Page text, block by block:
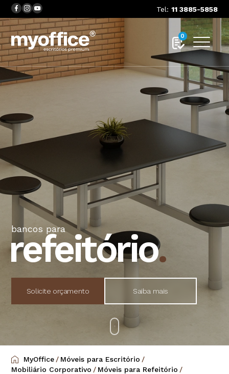
Tel: 11 3885-5858
0
bancos para
refeitório.
Solicite orçamento Saiba mais
MyOffice / Móveis para Escritório /
Mobiliário Corporativo / Móveis para Refeitório /